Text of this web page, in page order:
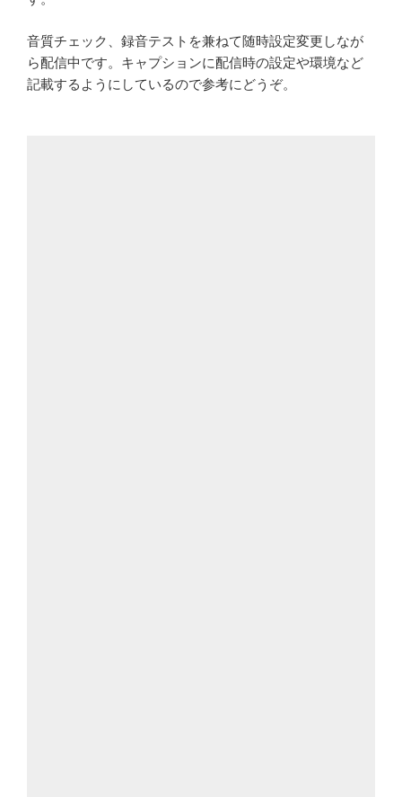
音質チェック、録音テストを兼ねて随時設定変更しなが
ら配信中です。キャプションに配信時の設定や環境など
記載するようにしているので参考にどうぞ。